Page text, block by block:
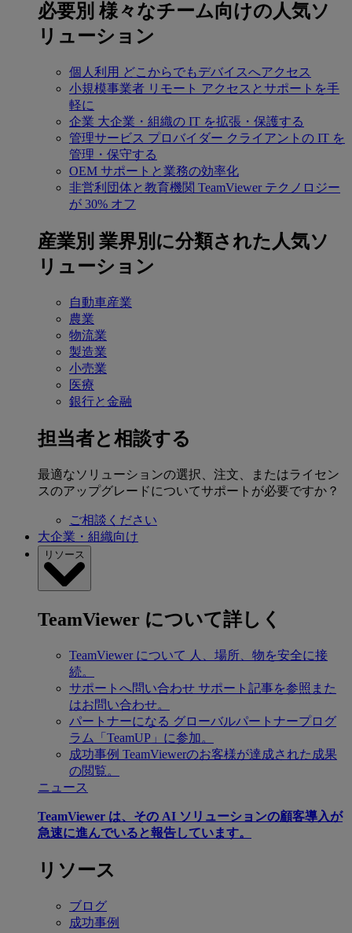
必要別 様々なチーム向けの人気ソ
リューション
個人利用 どこからでもデバイスへアクセス
小規模事業者 リモート アクセスとサポートを手
軽に
企業 大企業・組織の IT を拡張・保護する
管理サービス プロバイダー クライアントの IT を
管理・保守する
OEM サポートと業務の効率化
非営利団体と教育機関 TeamViewer テクノロジー
が 30% オフ
産業別 業界別に分類された人気ソ
リューション
自動車産業
農業
物流業
製造業
小売業
医療
銀行と金融
担当者と相談する
最適なソリューションの選択、注文、またはライセン
スのアップグレードについてサポートが必要ですか？
ご相談ください
大企業・組織向け
リソース
TeamViewer について詳しく
TeamViewer について 人、場所、物を安全に接
続。
サポートへ問い合わせ サポート記事を参照また
はお問い合わせ。
パートナーになる グローバルパートナープログ
ラム「TeamUP」に参加。
成功事例 TeamViewerのお客様が達成された成果
の閲覧。
ニュース
TeamViewer は、その AI ソリューションの顧客導入が
急速に進んでいると報告しています。
リソース
ブログ
成功事例